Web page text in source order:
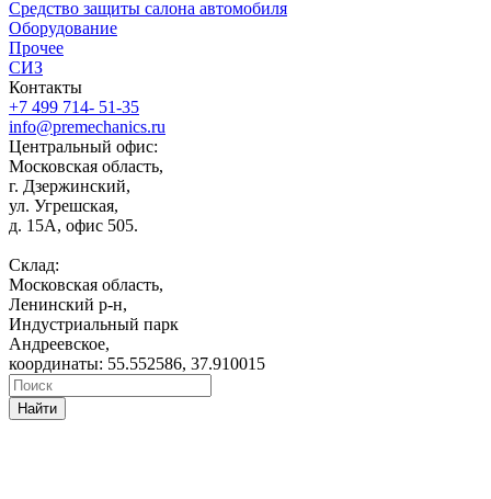
Средство защиты салона автомобиля
Оборудование
Прочее
СИЗ
Контакты
+7 499 714- 51-35
info@premechanics.ru
Центральный офис:
Московская область,
г. Дзержинский,
ул. Угрешская,
д. 15А, офис 505.
Склад:
Московская область,
Ленинский р-н,
Индустриальный парк
Андреевское,
координаты: 55.552586, 37.910015
Найти